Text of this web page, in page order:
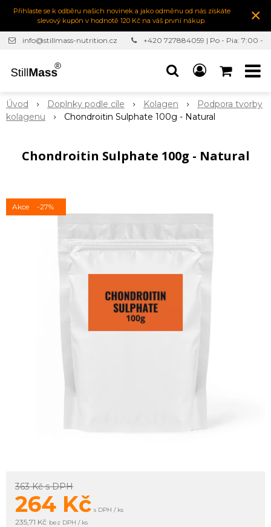
Přihlaste se k odběru našich novinek a jako odměnu od nás získáte
slevový kupón v hodnotě 120 Kč na váš první nákup.
×
info@stillmass-nutrition.cz
+420 727884059 | Po - Pia: 7:00 -
Úvod Doplnky podle cíle Kolagen
Podpora tvorby
kolagenu
Chondroitin Sulphate 100g - Natural
Chondroitin Sulphate 100g - Natural
Akce -27%
363 Kčs DPH
264 Kč s DPH / ks
235,71 Kč bez DPH / ks